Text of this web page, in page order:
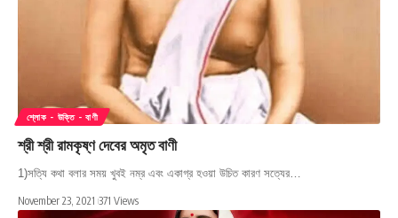
শ্লোক - উক্তি - বাণী
শ্রী শ্রী রামকৃষ্ণ দেবের অমৃত বাণী
1)সত্যি কথা বলার সময় খুবই নম্র এবং একাগ্র হওয়া উচিত কারণ সত্যের…
November 23, 2021 371 Views